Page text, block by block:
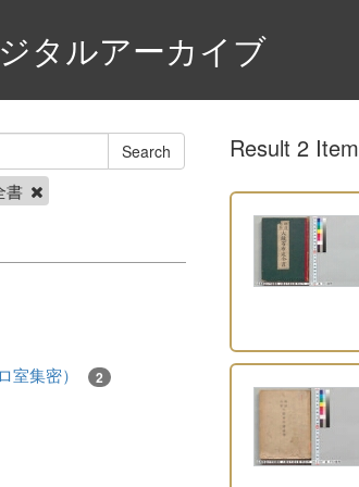
タルアーカイブ
書
室集密） 2
Result 2 Item